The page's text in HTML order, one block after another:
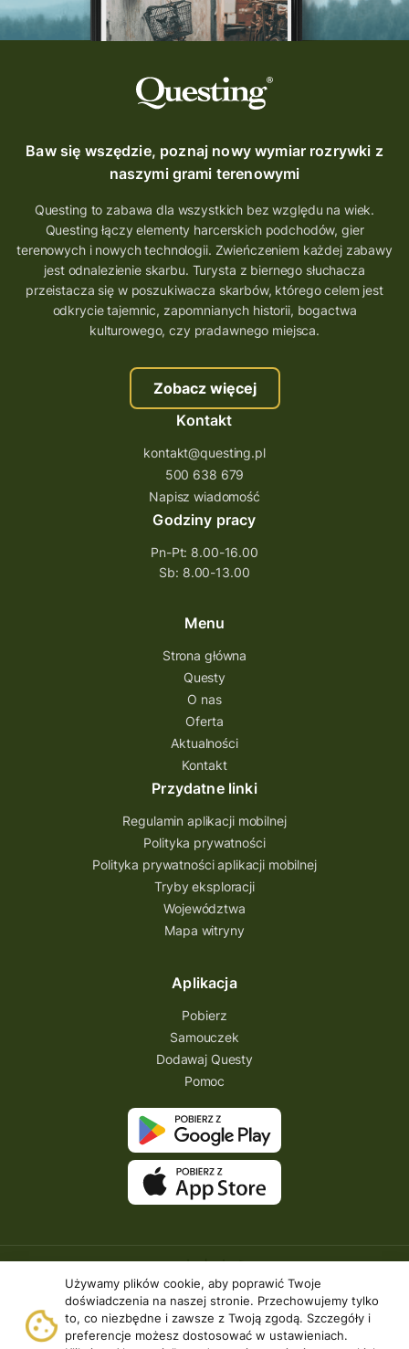
Używamy plików cookie, aby poprawić Twoje
doświadczenia na naszej stronie. Przechowujemy tylko
to, co niezbędne i zawsze z Twoją zgodą. Szczegóły i
preferencje możesz dostosować w ustawieniach.
Baw się wszędzie, poznaj nowy wymiar rozrywki z
naszymi grami terenowymi
Questing to zabawa dla wszystkich bez względu na wiek.
Questing łączy elementy harcerskich podchodów, gier
terenowych i nowych technologii. Zwieńczeniem każdej zabawy
jest odnalezienie skarbu. Turysta z biernego słuchacza
przeistacza się w poszukiwacza skarbów, którego celem jest
odkrycie tajemnic, zapomnianych historii, bogactwa
kulturowego, czy pradawnego miejsca.
Zobacz więcej
Kontakt
kontakt@questing.pl
500 638 679
Napisz wiadomość
Godziny pracy
Pn-Pt: 8.00-16.00
Sb: 8.00-13.00
Menu
Strona główna
Questy
O nas
Oferta
Aktualności
Kontakt
Przydatne linki
Regulamin aplikacji mobilnej
Polityka prywatności
Polityka prywatności aplikacji mobilnej
Tryby eksploracji
Województwa
Mapa witryny
Aplikacja
Pobierz
Samouczek
Dodawaj Questy
Pomoc